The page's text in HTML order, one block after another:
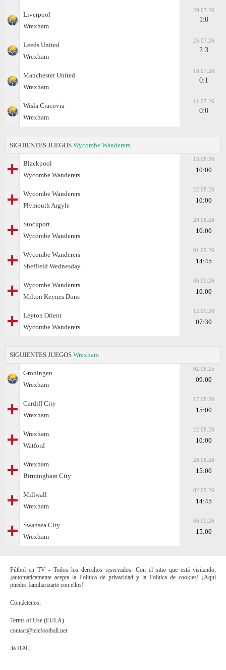
Liverpool
Wrexham
29.07.26
1:0
Leeds United
Wrexham
25.07.26
2:3
Manchester United
Wrexham
18.07.26
0:1
Wisla Cracovia
Wrexham
11.07.26
0:0
SIGUIENTES JUEGOS Wycombe Wanderers
Blackpool
Wycombe Wanderers
15.08.26
10:00
Wycombe Wanderers
Plymouth Argyle
22.08.26
10:00
Stockport
Wycombe Wanderers
29.08.26
10:00
Wycombe Wanderers
Sheffield Wednesday
01.09.26
14:45
Wycombe Wanderers
Milton Keynes Dons
05.09.26
10:00
Leyton Orient
Wycombe Wanderers
12.09.26
07:30
SIGUIENTES JUEGOS Wrexham
Groningen
Wrexham
02.08.25
09:00
Cardiff City
Wrexham
17.08.26
15:00
Wrexham
Watford
22.08.26
10:00
Wrexham
Birmingham City
28.08.26
15:00
Millwall
Wrexham
02.09.26
14:45
Swansea City
Wrexham
05.09.26
15:00
Fútbol en TV - Todos los derechos reservados. Con el sitio que está visitando,
¡automáticamente acepta la Política de privacidad y la Política de cookies! ¡Aquí
puedes familiarizarte con ellos!
Contáctenos:
Terms of Use (EULA)
contact@telefootball.net
За НАС